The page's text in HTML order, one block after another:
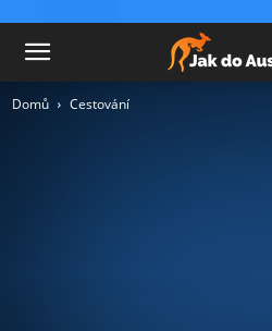
Domů Cestování